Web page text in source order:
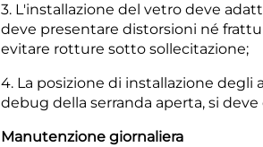
3. L'installazione del vetro deve
deve presentare distorsioni né
evitare rotture sotto sollecitazione;
4. La posizione di installazione degli
debug della serranda aperta, si
Manutenzione giornaliera